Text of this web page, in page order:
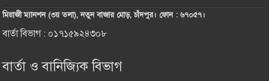
মিয়াজী ম্যানশন (৩য় তলা), নতুন বাজার মোড়, চাঁদপুর। ফোন : ৬৭০৫৭।
বার্তা বিভাগ : ০১৭১৫৯২৪৩০৮
বার্তা ও বানিজ্যিক বিভাগ